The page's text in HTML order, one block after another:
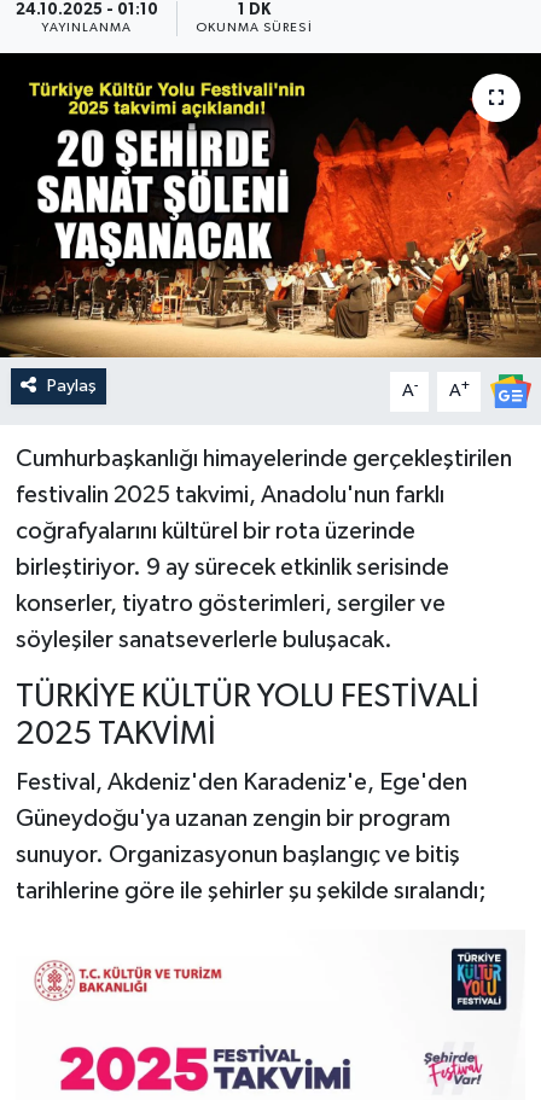
24.10.2025 - 01:10
YAYINLANMA
1 DK
OKUNMA SÜRESI
Paylaş A- A+
Cumhurbaşkanlığı himayelerinde gerçekleştirilen
festivalin 2025 takvimi, Anadolu'nun farklı
coğrafyalarını kültürel bir rota üzerinde
birleştiriyor. 9 ay sürecek etkinlik serisinde
konserler, tiyatro gösterimleri, sergiler ve
söyleşiler sanatseverlerle buluşacak.
TÜRKİYE KÜLTÜR YOLU FESTİVALİ
2025 TAKVİMİ
Festival, Akdeniz'den Karadeniz'e, Ege'den
Güneydoğu'ya uzanan zengin bir program
sunuyor. Organizasyonun başlangıç ve bitiş
tarihlerine göre ile şehirler şu şekilde sıralandı;
Resmi İlan
Sağlık & Yaşam
Siyaset
Spor